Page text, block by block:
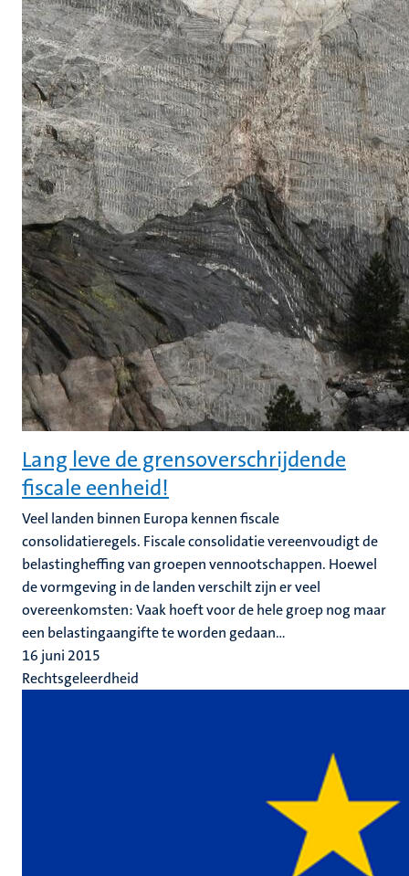
Lang leve de grensoverschrijdende
fiscale eenheid!
Veel landen binnen Europa kennen fiscale
consolidatieregels. Fiscale consolidatie vereenvoudigt de
belastingheffing van groepen vennootschappen. Hoewel
de vormgeving in de landen verschilt zijn er veel
overeenkomsten: Vaak hoeft voor de hele groep nog maar
een belastingaangifte te worden gedaan...
16 juni 2015
Rechtsgeleerdheid